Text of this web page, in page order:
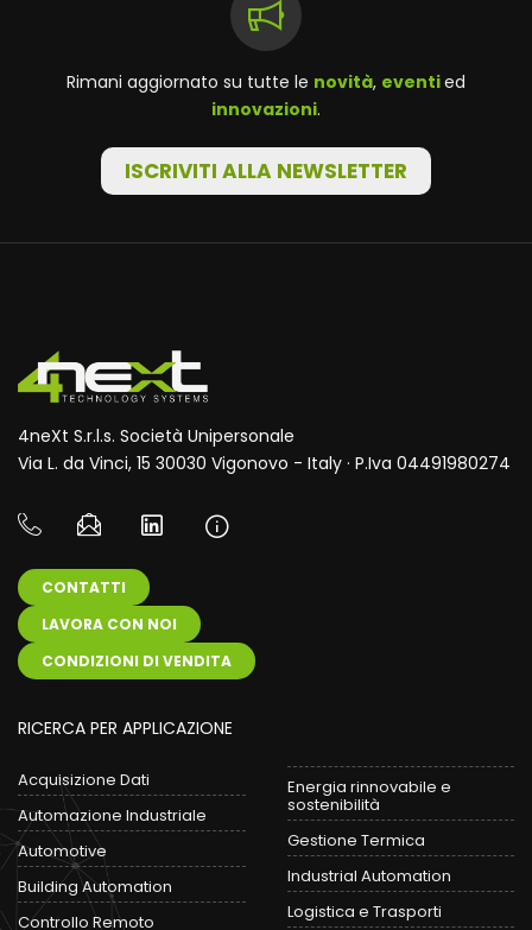
Rimani aggiornato su tutte le novità, eventied
innovazioni.
ISCRIVITI ALLA NEWSLETTER
4neXt S.r.l.s. Società Unipersonale
Via L. da Vinci, 15 30030 Vigonovo - Italy · P.Iva 04491980274
CONTATTI
LAVORA CON NOI
CONDIZIONI DI VENDITA
RICERCA PER APPLICAZIONE
Acquisizione Dati
Automazione Industriale
Automotive
Building Automation
Controllo Remoto
Energia rinnovabile e
sostenibilità
Gestione Termica
Industrial Automation
Logistica e Trasporti